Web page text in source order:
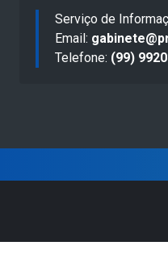
Serviço de
Email:
Telefone: (99)